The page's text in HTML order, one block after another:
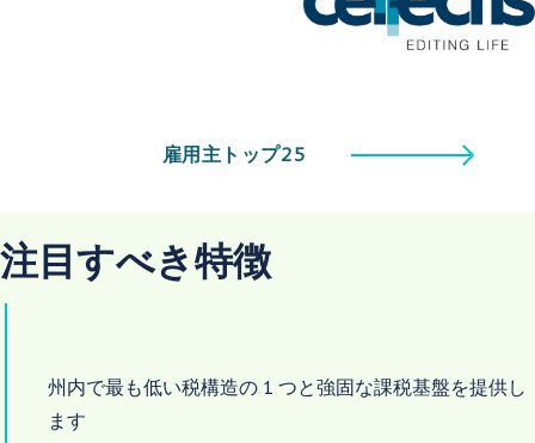
雇用主トップ25
注目すべき特徴
州内で最も低い税構造の 1 つと強固な課税基盤を提供し
ます